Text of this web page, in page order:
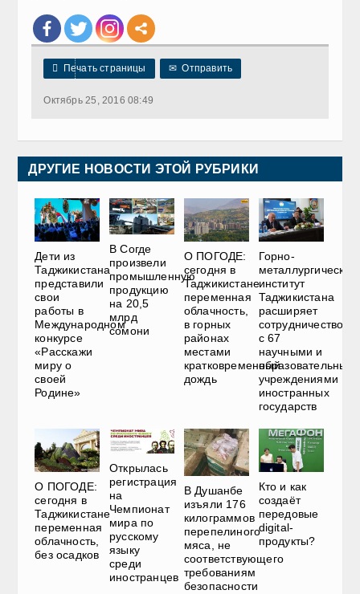
 Печать страницы ✉ Отправить
Октябрь 25, 2016 08:49
ДРУГИЕ НОВОСТИ ЭТОЙ РУБРИКИ
Дети из
Таджикистана
представили
свои
работы в
Международном
конкурсе
«Расскажи
миру о
своей
Родине»
В Согде
произвели
промышленную
продукцию
на 20,5
млрд
сомони
О ПОГОДЕ:
сегодня в
Таджикистане
переменная
облачность,
в горных
районах
местами
кратковременный
дождь
Горно-
металлургический
институт
Таджикистана
расширяет
сотрудничество
с 67
научными и
учреждениями
иностранных
государств
О ПОГОДЕ:
сегодня в
Таджикистане
переменная
облачность,
без осадков
Открылась
регистрация
на
Чемпионат
мира по
русскому
языку
среди
иностранцев
В Душанбе
изъяли 176
килограммов
перепелиного
мяса, не
соответствующего
требованиям
безопасности
Кто и как
создаёт
передовые
digital-
продукты?